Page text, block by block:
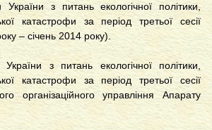
з питань екологічної політики,
катастрофи за період третьої сесії
– січень 2014 року).
з питань екологічної політики,
катастрофи за період третьої сесії
організаційного управління Апарату